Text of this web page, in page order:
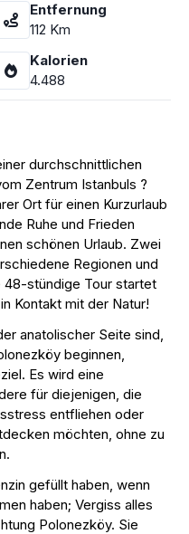
Entfernung
112 Km
Kalorien
4.488
durchschnittlichen
Zentrum Istanbuls ?
Ort für einen Kurzurlaub
Ruhe und Frieden
schönen Urlaub. Zwei
Regionen und
48-stündige Tour startet
Kontakt mit der Natur!
anatolischer Seite sind,
beginnen,
Es wird eine
für diejenigen, die
entfliehen oder
möchten, ohne zu
gefüllt haben, wenn
haben; Vergiss alles
Polonezköy. Sie